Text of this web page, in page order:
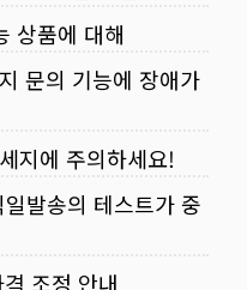
상품에 대해
문의 기능에 장애가
지에 주의하세요!
발송의 테스트가 중
조정 안내